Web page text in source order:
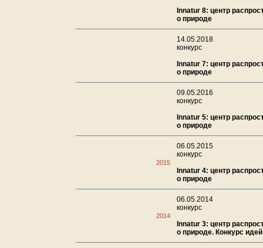
Innatur 8: центр
о природе
14.05.2018
конкурс
Innatur 7: центр
о природе
09.05.2016
конкурс
Innatur 5: центр
о природе
2015
06.05.2015
конкурс
Innatur 4: центр
о природе
2014
06.05.2014
конкурс
Innatur 3: центр
о природе. Конкурс идей